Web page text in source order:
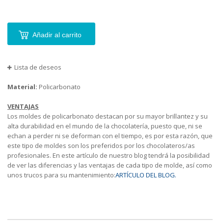
Añadir al carrito
Lista de deseos
Material: Policarbonato
VENTAJAS
Los moldes de policarbonato destacan por su mayor brillantez y su
alta durabilidad en el mundo de la chocolatería, puesto que, ni se
echan a perder ni se deforman con el tiempo, es por esta razón, que
este tipo de moldes son los preferidos por los chocolateros/as
profesionales. En este artículo de nuestro blog tendrá la posibilidad
de ver las diferencias y las ventajas de cada tipo de molde, así como
unos trucos para su mantenimiento:ARTÍCULO DEL BLOG.